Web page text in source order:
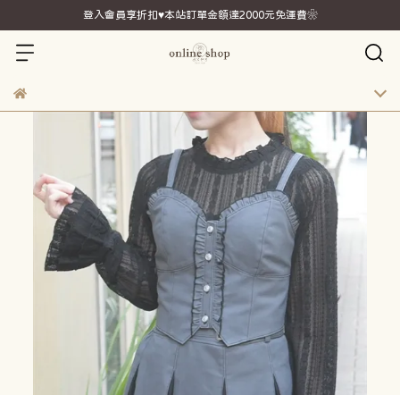
登入會員享折扣♥本站訂單金額達2000元免運費❀